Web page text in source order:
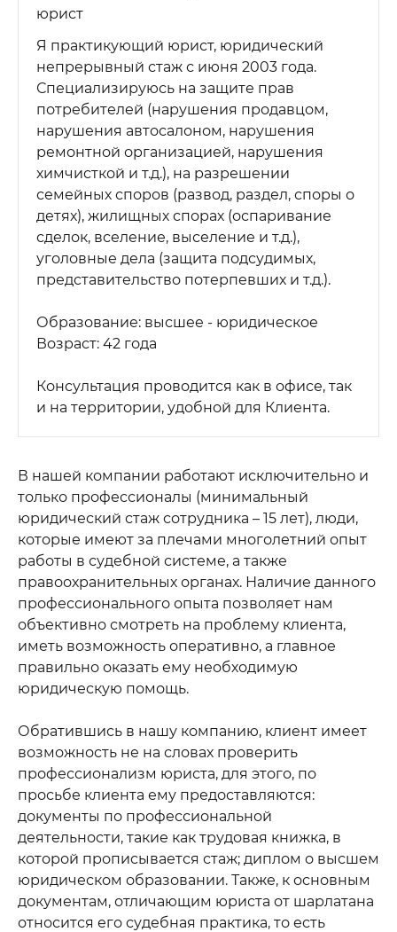
юрист
Я практикующий юрист, юридический
непрерывный стаж с июня 2003 года.
Специализируюсь на защите прав
потребителей (нарушения продавцом,
нарушения автосалоном, нарушения
ремонтной организацией, нарушения
химчисткой и т.д.), на разрешении
семейных споров (развод, раздел, споры о
детях), жилищных спорах (оспаривание
сделок, вселение, выселение и т.д.),
уголовные дела (защита подсудимых,
представительство потерпевших и т.д.).
Образование: высшее - юридическое
Возраст: 42 года
Консультация проводится как в офисе, так
и на территории, удобной для Клиента.
В нашей компании работают исключительно и
только профессионалы (минимальный
юридический стаж сотрудника – 15 лет), люди,
которые имеют за плечами многолетний опыт
работы в судебной системе, а также
правоохранительных органах. Наличие данного
профессионального опыта позволяет нам
объективно смотреть на проблему клиента,
иметь возможность оперативно, а главное
правильно оказать ему необходимую
юридическую помощь.
Обратившись в нашу компанию, клиент имеет
возможность не на словах проверить
профессионализм юриста, для этого, по
просьбе клиента ему предоставляются:
документы по профессиональной
деятельности, такие как трудовая книжка, в
которой прописывается стаж; диплом о высшем
юридическом образовании. Также, к основным
документам, отличающим юриста от шарлатана
относится его судебная практика, то есть